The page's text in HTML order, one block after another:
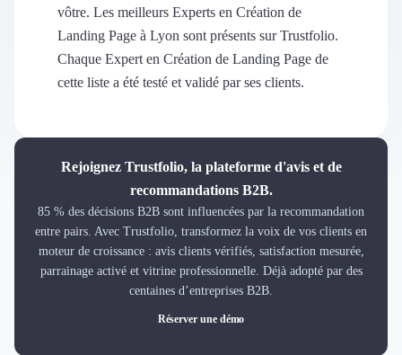
Demander une démo
Connexion
Teambuilding
Conseil en Management et Organisation
Gestion paie
Coaching
vôtre. Les meilleurs Experts en Création de
Landing Page à Lyon sont présents sur Trustfolio.
Chaque Expert en Création de Landing Page de
cette liste a été testé et validé par ses clients.
Rejoignez Trustfolio, la plateforme d'avis et de
recommandations B2B.
85 % des décisions B2B sont influencées par la recommandation
entre pairs. Avec Trustfolio, transformez la voix de vos clients en
moteur de croissance : avis clients vérifiés, satisfaction mesurée,
parrainage activé et vitrine professionnelle. Déjà adopté par des
centaines d’entreprises B2B.
Réserver une démo